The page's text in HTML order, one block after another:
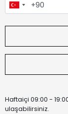
Haftaiçi 09:00 -
ulaşabilirsiniz.